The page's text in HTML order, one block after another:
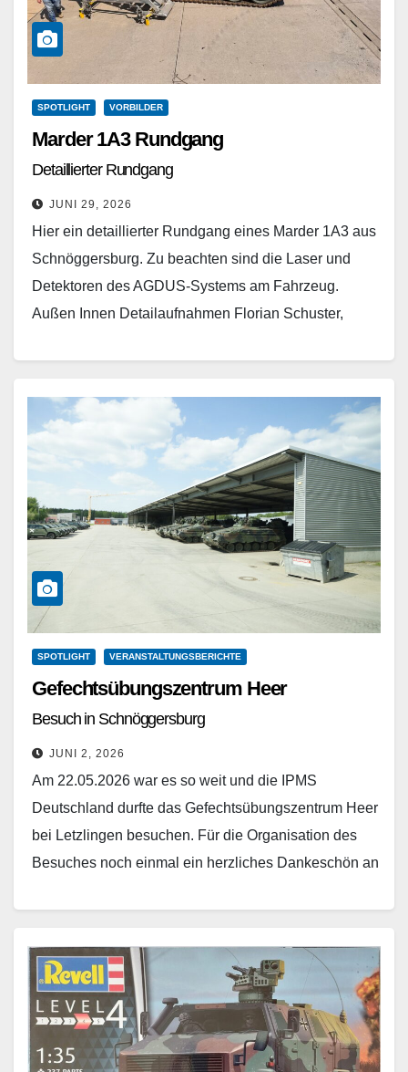
SPOTLIGHT VORBILDER
Marder 1A3 Rundgang
Detaillierter Rundgang
JUNI 29, 2026
Hier ein detaillierter Rundgang eines Marder 1A3 aus
Schnöggersburg. Zu beachten sind die Laser und
Detektoren des AGDUS-Systems am Fahrzeug.
Außen Innen Detailaufnahmen Florian Schuster,
SPOTLIGHT VERANSTALTUNGSBERICHTE
Gefechtsübungszentrum Heer
Besuch in Schnöggersburg
JUNI 2, 2026
Am 22.05.2026 war es so weit und die IPMS
Deutschland durfte das Gefechtsübungszentrum Heer
bei Letzlingen besuchen. Für die Organisation des
Besuches noch einmal ein herzliches Dankeschön an